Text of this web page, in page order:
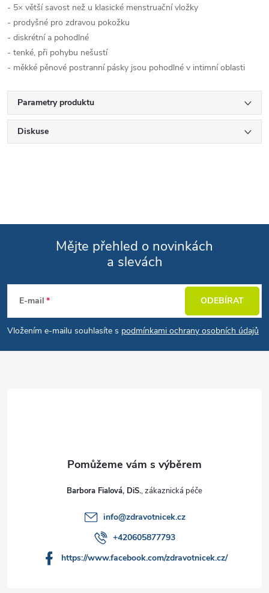
- 5× větší savost než u klasické menstruační vložky
- prodyšné pro zdravou pokožku
- diskrétní a pohodlné
- tenké, při pohybu nešustí
- měkké pěnové postranní pásky jsou pohodlné v intimní oblasti
Parametry produktu
Diskuse
Mějte přehled o novinkách
a slevách
E-mail
Vložením e-mailu souhlasíte s podmínkami ochrany osobních údajů
ODEBÍRAT
Barbora Fialová, DiS.
info@zdravotnicek.cz
+420605877793
https://www.facebook.com/zdravotnicek.cz/